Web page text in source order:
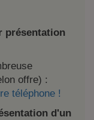
présentation
offre) :
téléphone !
d'un